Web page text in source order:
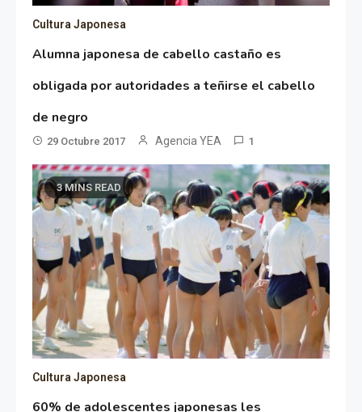
Cultura Japonesa
Alumna japonesa de cabello castaño es
obligada por autoridades a teñirse el cabello
de negro
29 Octubre 2017 Agencia YEA 1
3 MINS READ
Cultura Japonesa
60% de adolescentes japonesas les